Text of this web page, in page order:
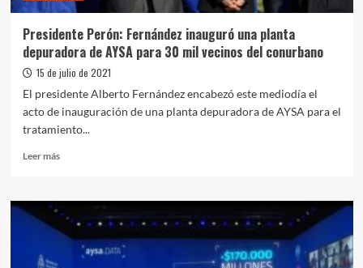
Presidente Perón: Fernández inauguró una planta
depuradora de AYSA para 30 mil vecinos del conurbano
15 de julio de 2021
El presidente Alberto Fernández encabezó este mediodía el
acto de inauguración de una planta depuradora de AYSA para el
tratamiento...
Leer másLeer
Presidente
Perón:
Fernández
inauguró